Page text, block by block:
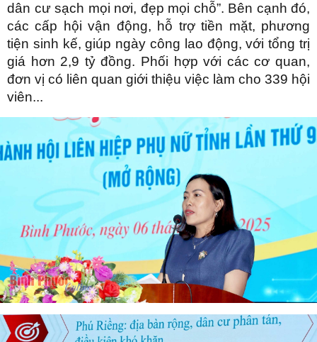
dân cư sạch mọi nơi, đẹp mọi chỗ”. Bên cạnh đó,
các cấp hội vận động, hỗ trợ tiền mặt, phương
tiện sinh kế, giúp ngày công lao động, với tổng trị
giá hơn 2,9 tỷ đồng. Phối hợp với các cơ quan,
đơn vị có liên quan giới thiệu việc làm cho 339 hội
viên...